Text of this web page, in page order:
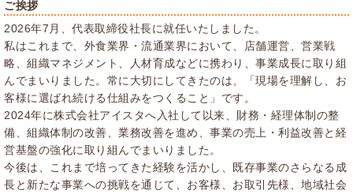
ご挨拶
2026年7月、代表取締役社長に就任いたしました。
私はこれまで、外食業界・流通業界において、店舗運営、営業戦
略、組織マネジメント、人材育成などに携わり、事業成長に取り組
んでまいりました。常に大切にしてきたのは、「現場を理解し、お
客様に選ばれ続ける仕組みをつくること」です。
2024年に株式会社アイスタへ入社して以来、財務・経理体制の整
備、組織体制の改善、業務改善を進め、事業の売上・利益改善と経
営基盤の強化に取り組んでまいりました。
今後は、これまで培ってきた経験を活かし、既存事業のさらなる成
長と新たな事業への挑戦を通じて、お客様、お取引先様、地域社会